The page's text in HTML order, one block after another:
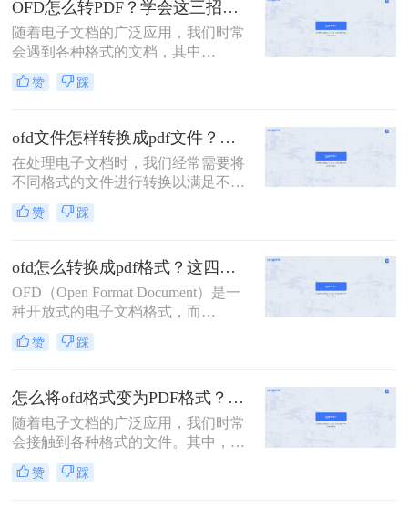
Document Format）格式的普及性和兼
容性，我们有时需要将OFD文件转换
成PDF格式以便更好地分享、打印或
存档。那么怎么将ofd文件转换成pdf
格式呢？本文将详细介绍几种将OFD
OFD怎么转PDF？学会这三招，一分钟轻松解决！
随着电子文档的广泛应用，我们时常
会遇到各种格式的文档，其中
OFD（Open Fixed-layout Document）
格式是近年来逐渐流行的一种电子文
Document Format）格式的广泛兼容性
和稳定性，很多用户需要将OFD文档
转换为PDF格式。那么OFD怎么转
PDF呢？本文将详细介绍OFD转PDF
的操作方法，并推荐一些实用的转换
工具。
赞 踩
ofd文件怎样转换成pdf文件？这二种方法很方便!！
在处理电子文档时，我们经常需要将
不同格式的文件进行转换以满足不同
需求。OFD（Open Fixed-layout
Document）作为一种特定的文档格
而，为了更广泛地分享和查阅文档，
很多用户需要将OFD文件转换为
PDF（Portable Document Format）格
式。那么ofd文件怎样转换成pdf文件
呢？本文将为您介绍二种将OFD文件
转换为PDF文件的方法，并附上每种
赞 踩
ofd怎么转换成pdf格式？这四个方法你应该知道！
OFD（Open Format Document）是一
种开放式的电子文档格式，而
PDF（Portable Document Format）是
一种便携式文档格式。如果你遇到需
况，可以采取一些简单的方法来实
现。那么OFD怎么转换成PDF格式
呢？在本文中，我们将介绍几种常见
的转换方法，让你轻松实现OFD到
PDF的格式转换。
赞 踩
怎么将ofd格式变为PDF格式？教你三种方法，3秒就能轻松搞定！
随着电子文档的广泛应用，我们时常
会接触到各种格式的文件。其中，
OFD（Open Fixed-layout Document）
格式在电子公文、电子发票等领域有
赞 踩